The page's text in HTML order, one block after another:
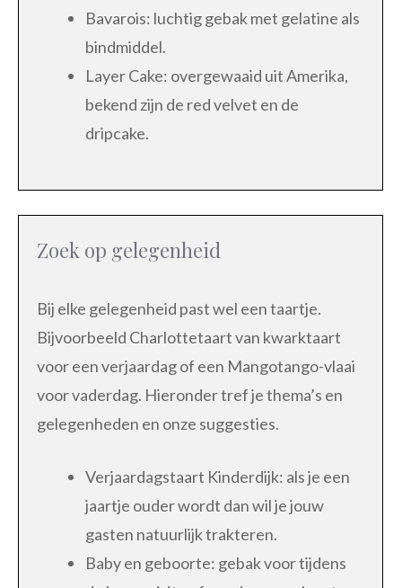
Bavarois: luchtig gebak met gelatine als
bindmiddel.
Layer Cake: overgewaaid uit Amerika,
bekend zijn de red velvet en de
dripcake.
Zoek op gelegenheid
Bij elke gelegenheid past wel een taartje.
Bijvoorbeeld Charlottetaart van kwarktaart
voor een verjaardag of een Mangotango-vlaai
voor vaderdag. Hieronder tref je thema’s en
gelegenheden en onze suggesties.
Verjaardagstaart Kinderdijk: als je een
jaartje ouder wordt dan wil je jouw
gasten natuurlijk trakteren.
Baby en geboorte: gebak voor tijdens